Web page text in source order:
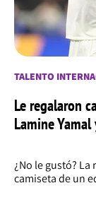
TALENTO
Le regalaron
Lamine
¿No le gustó? La
camiseta de un